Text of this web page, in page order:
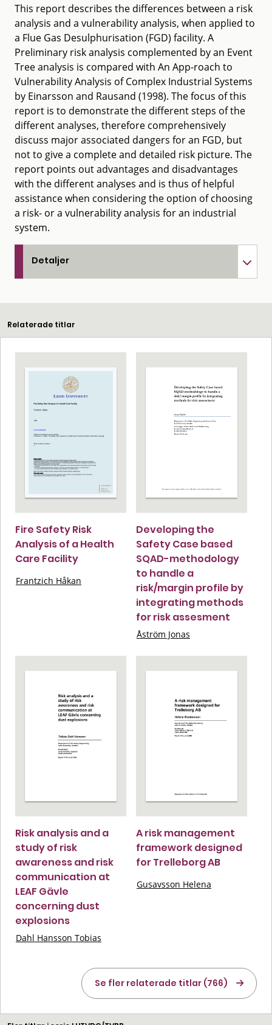
This report describes the differences between a risk
analysis and a vulnerability analysis, when applied to
a Flue Gas Desulphurisation (FGD) facility. A
Preliminary risk analysis complemented by an Event
Tree analysis is compared with An App-roach to
Vulnerability Analysis of Complex Industrial Systems
by Einarsson and Rausand (1998). The focus of this
report is to demonstrate the different steps of the
different analyses, therefore comprehensively
discuss major associated dangers for an FGD, but
not to give a complete and detailed risk picture. The
report points out advantages and disadvantages
with the different analyses and is thus of helpful
assistance when considering the option of choosing
a risk- or a vulnerability analysis for an industrial
system.
Detaljer
Relaterade titlar
Fire Safety Risk
Analysis of a Health
Care Facility
Frantzich Håkan
Developing the
Safety Case based
SQAD-methodology
to handle a
risk/margin profile by
integrating methods
for risk assesment
Åström Jonas
Risk analysis and a
study of risk
awareness and risk
communication at
LEAF Gävle
concerning dust
explosions
Dahl Hansson Tobias
A risk management
framework designed
for Trelleborg AB
Gusavsson Helena
Se fler relaterade titlar (766)